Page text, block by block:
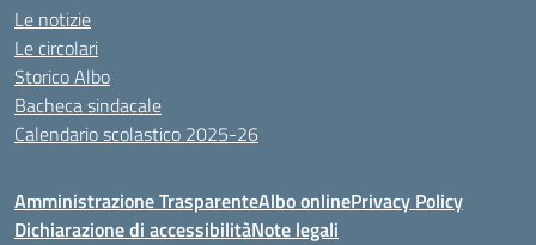
Le notizie
Le circolari
Storico Albo
Bacheca sindacale
Calendario scolastico 2025-26
Amministrazione TrasparenteAlbo onlinePrivacy Policy
Dichiarazione di accessibilitàNote legali